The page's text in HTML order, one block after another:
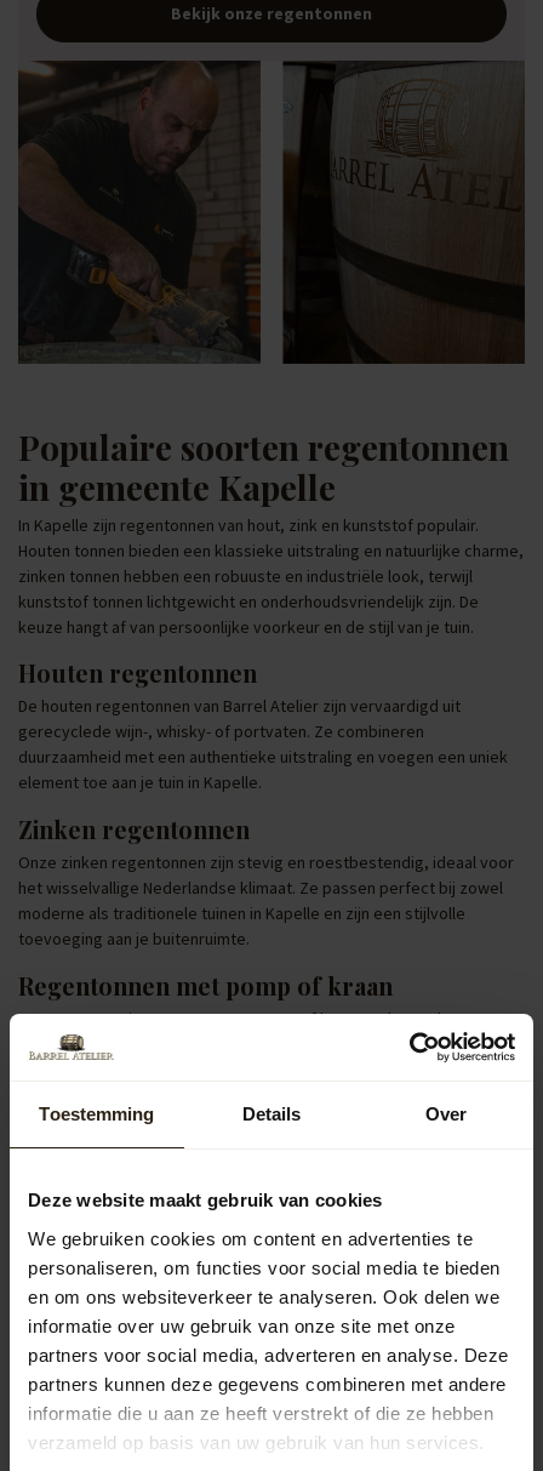
Toestemming Details Over
Deze website maakt gebruik van cookies
We gebruiken cookies om content en advertenties te
personaliseren, om functies voor social media te bieden
en om ons websiteverkeer te analyseren. Ook delen we
informatie over uw gebruik van onze site met onze
partners voor social media, adverteren en analyse. Deze
partners kunnen deze gegevens combineren met andere
informatie die u aan ze heeft verstrekt of die ze hebben
verzameld op basis van uw gebruik van hun services.
Bekijk onze regentonnen
Populaire soorten regentonnen
in gemeente Kapelle
In Kapelle zijn regentonnen van hout, zink en kunststof populair.
Houten tonnen bieden een klassieke uitstraling en natuurlijke charme,
zinken tonnen hebben een robuuste en industriële look, terwijl
kunststof tonnen lichtgewicht en onderhoudsvriendelijk zijn. De
keuze hangt af van persoonlijke voorkeur en de stijl van je tuin.
Houten regentonnen
De houten regentonnen van Barrel Atelier zijn vervaardigd uit
gerecyclede wijn-, whisky- of portvaten. Ze combineren
duurzaamheid met een authentieke uitstraling en voegen een uniek
element toe aan je tuin in Kapelle.
Zinken regentonnen
Onze zinken regentonnen zijn stevig en roestbestendig, ideaal voor
het wisselvallige Nederlandse klimaat. Ze passen perfect bij zowel
moderne als traditionele tuinen in Kapelle en zijn een stijlvolle
toevoeging aan je buitenruimte.
Regentonnen met pomp of kraan
Regentonnen uitgerust met een pomp of kraan verhogen het
gebruiksgemak aanzienlijk. Ze maken het eenvoudig om een gieter te
vullen of je tuin in Kapelle efficiënt te bewateren, waardoor je
Populaire categorieën
Regentonnen
Kuipen
Outdoor
Meubels